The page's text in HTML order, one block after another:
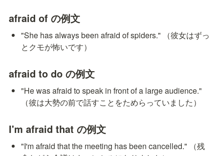
afraid of の例文
"She has always been afraid of spiders." （彼女はずっ
とクモが怖いです）
afraid to do の例文
"He was afraid to speak in front of a large audience."
（彼は大勢の前で話すことをためらっていました）
I'm afraid that の例文
"I'm afraid that the meeting has been cancelled." （残